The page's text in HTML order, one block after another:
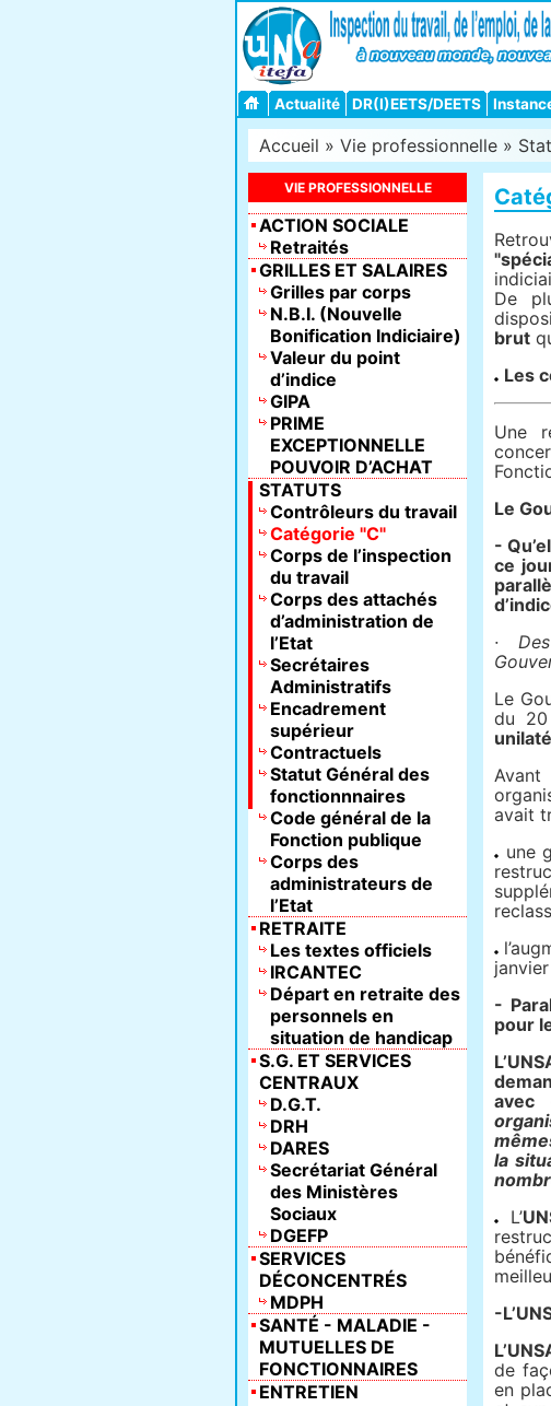
Actualité DR(I)EETS/DEETS
Accueil » Vie professionnelle »
De
brut
Les
Une
Le
-
ce
·
Le
du 20
avait
une
-
pour
avec
la
L’
-
de
en
VIE PROFESSIONNELLE
ACTION SOCIALE
Retraités
GRILLES ET SALAIRES
Grilles par corps
N.B.I. (Nouvelle
Bonification Indiciaire)
Valeur du point
d’indice
GIPA
PRIME
EXCEPTIONNELLE
POUVOIR D’ACHAT
STATUTS
Contrôleurs du travail
Catégorie "C"
Corps de l’inspection
du travail
Corps des attachés
d’administration de
l’Etat
Secrétaires
Administratifs
Encadrement
supérieur
Contractuels
Statut Général des
fonctionnnaires
Code général de la
Fonction publique
Corps des
administrateurs de
l’Etat
RETRAITE
Les textes officiels
IRCANTEC
Départ en retraite des
personnels en
situation de handicap
S.G. ET SERVICES
CENTRAUX
D.G.T.
DRH
DARES
Secrétariat Général
des Ministères
Sociaux
DGEFP
SERVICES
DÉCONCENTRÉS
MDPH
SANTÉ - MALADIE -
MUTUELLES DE
FONCTIONNAIRES
ENTRETIEN